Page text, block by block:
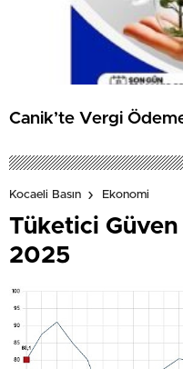
Canik’te Vergi
Kocaeli Basın Ekonomi
Tüketici
2025